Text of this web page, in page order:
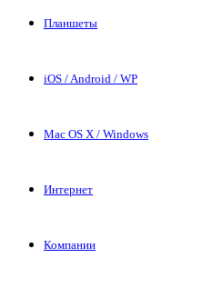
Планшеты
iOS / Android / WP
Mac OS X / Windows
Интернет
Компании